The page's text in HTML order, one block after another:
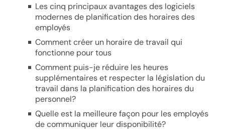
Les cinq principaux avantages des logiciels
modernes de planification des horaires des
employés
Comment créer un horaire de travail qui
fonctionne pour tous
Comment puis-je réduire les heures
supplémentaires et respecter la législation du
travail dans la planification des horaires du
personnel?
Quelle est la meilleure façon pour les employés
de communiquer leur disponibilité?